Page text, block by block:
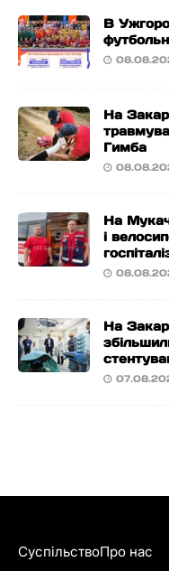
В
На
Гимба
На
і
На
СуспільствоПро нас